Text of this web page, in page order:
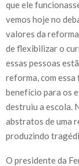
que ele
vemos hoje no
valores da
de flexibilizar o
essas pessoas
reforma, com
benefício para os
destruiu a escola.
abstratos de uma
produzindo
O presidente da